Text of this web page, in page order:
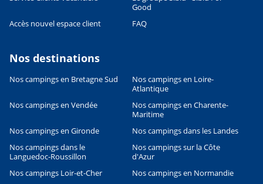
Leaflet|©OpenStreetMapcontributors, Points © 2012 LINZ
Good
Accès nouvel espace client
FAQ
Nos destinations
Nos campings en Bretagne Sud
Nos campings en Loire-
Atlantique
Nos campings en Vendée
Nos campings en Charente-
Maritime
Nos campings en Gironde
Nos campings dans les Landes
Nos campings dans le
Languedoc-Roussillon
Nos campings sur la Côte
d'Azur
Nos campings Loir-et-Cher
Nos campings en Normandie